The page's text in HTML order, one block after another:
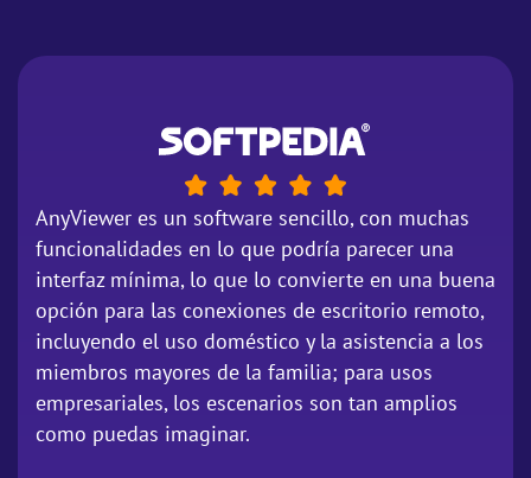
AnyViewer es un software sencillo, con muchas
funcionalidades en lo que podría parecer una
interfaz mínima, lo que lo convierte en una buena
opción para las conexiones de escritorio remoto,
incluyendo el uso doméstico y la asistencia a los
miembros mayores de la familia; para usos
empresariales, los escenarios son tan amplios
como puedas imaginar.